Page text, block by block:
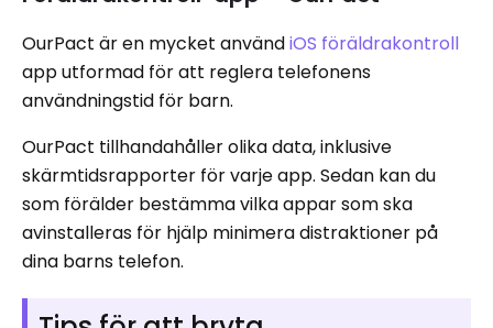
OurPact är en mycket användiOS föräldrakontroll
app utformad för att reglera telefonens
användningstid för barn.
OurPact tillhandahåller olika data, inklusive
skärmtidsrapporter för varje app. Sedan kan du
som förälder bestämma vilka appar som ska
avinstalleras för hjälp minimera distraktioner på
dina barns telefon.